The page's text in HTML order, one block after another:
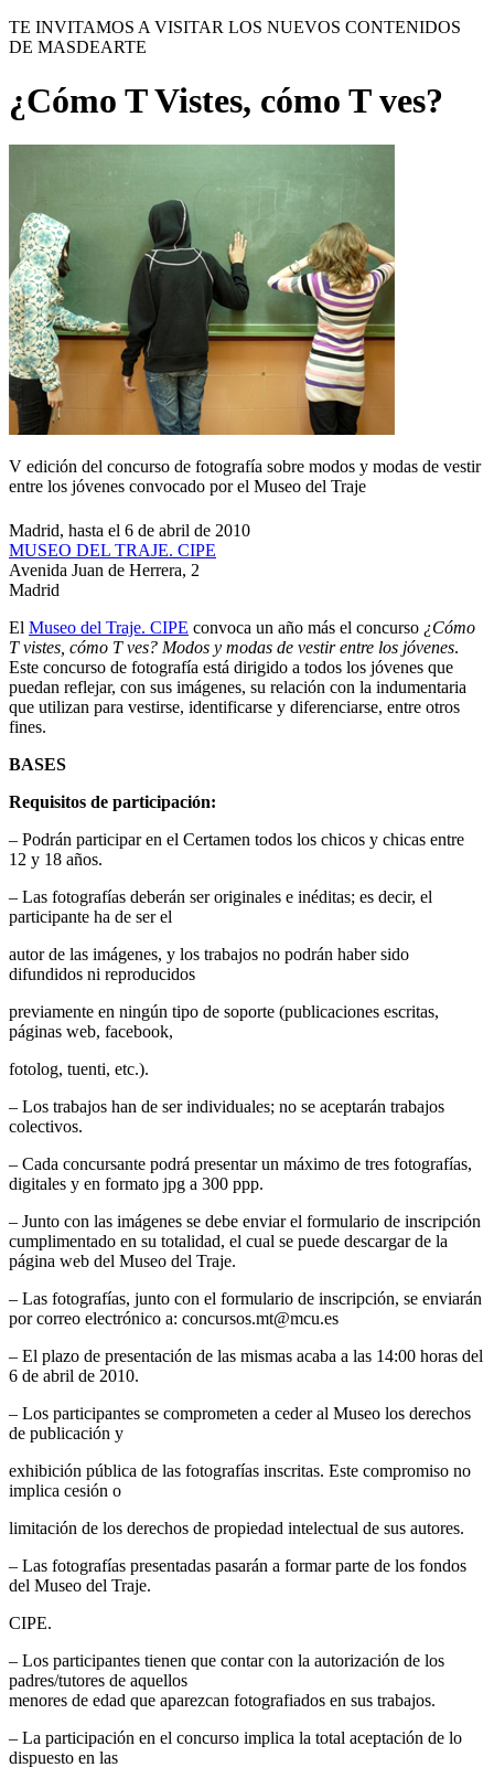
TE INVITAMOS A VISITAR LOS NUEVOS CONTENIDOS
DE MASDEARTE
¿Cómo T Vistes, cómo T ves?
V edición del concurso de fotografía sobre modos y modas de vestir
entre los jóvenes convocado por el Museo del Traje
Madrid, hasta el 6 de abril de 2010
MUSEO DEL TRAJE. CIPE
Avenida Juan de Herrera, 2
Madrid
El Museo del Traje. CIPE convoca un año más el concurso ¿Cómo
T vistes, cómo T ves? Modos y modas de vestir entre los jóvenes.
Este concurso de fotografía está dirigido a todos los jóvenes que
puedan reflejar, con sus imágenes, su relación con la indumentaria
que utilizan para vestirse, identificarse y diferenciarse, entre otros
fines.
BASES
Requisitos de participación:
– Podrán participar en el Certamen todos los chicos y chicas entre
12 y 18 años.
– Las fotografías deberán ser originales e inéditas; es decir, el
participante ha de ser el
autor de las imágenes, y los trabajos no podrán haber sido
difundidos ni reproducidos
previamente en ningún tipo de soporte (publicaciones escritas,
páginas web, facebook,
fotolog, tuenti, etc.).
– Los trabajos han de ser individuales; no se aceptarán trabajos
colectivos.
– Cada concursante podrá presentar un máximo de tres fotografías,
digitales y en formato jpg a 300 ppp.
– Junto con las imágenes se debe enviar el formulario de inscripción
cumplimentado en su totalidad, el cual se puede descargar de la
página web del Museo del Traje.
– Las fotografías, junto con el formulario de inscripción, se enviarán
por correo electrónico a: concursos.mt@mcu.es
– El plazo de presentación de las mismas acaba a las 14:00 horas del
6 de abril de 2010.
– Los participantes se comprometen a ceder al Museo los derechos
de publicación y
exhibición pública de las fotografías inscritas. Este compromiso no
implica cesión o
limitación de los derechos de propiedad intelectual de sus autores.
– Las fotografías presentadas pasarán a formar parte de los fondos
del Museo del Traje.
CIPE.
– Los participantes tienen que contar con la autorización de los
padres/tutores de aquellos
menores de edad que aparezcan fotografiados en sus trabajos.
– La participación en el concurso implica la total aceptación de lo
dispuesto en las